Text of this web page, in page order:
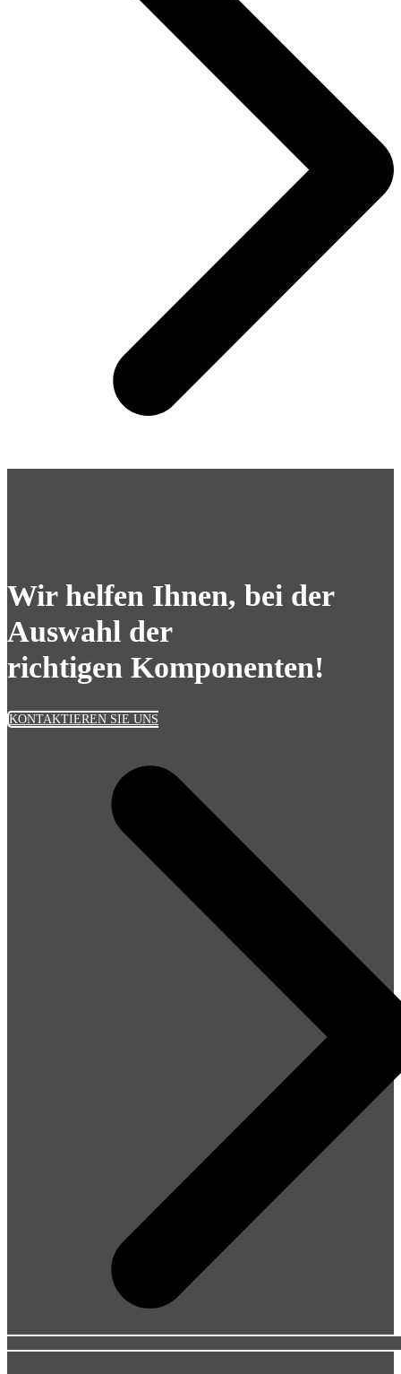
Wir helfen Ihnen, bei der
Auswahl der
richtigen Komponenten!
KONTAKTIEREN SIE UNS